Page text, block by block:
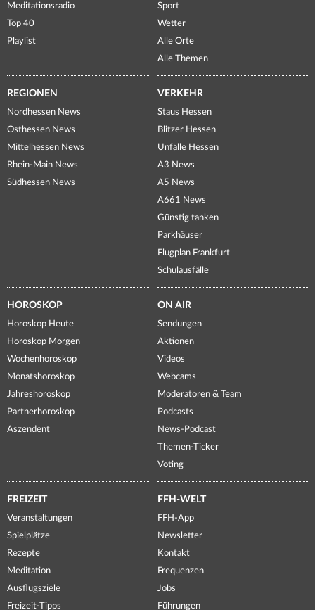
Meditationsradio
Top 40
Playlist
Sport
Wetter
Alle Orte
Alle Themen
REGIONEN
Nordhessen News
Osthessen News
Mittelhessen News
Rhein-Main News
Südhessen News
VERKEHR
Staus Hessen
Blitzer Hessen
Unfälle Hessen
A3 News
A5 News
A661 News
Günstig tanken
Parkhäuser
Flugplan Frankfurt
Schulausfälle
HOROSKOP
Horoskop Heute
Horoskop Morgen
Wochenhoroskop
Monatshoroskop
Jahreshoroskop
Partnerhoroskop
Aszendent
ON AIR
Sendungen
Aktionen
Videos
Webcams
Moderatoren & Team
Podcasts
News-Podcast
Themen-Ticker
Voting
FREIZEIT
Veranstaltungen
Spielplätze
Rezepte
Meditation
Ausflugsziele
Freizeit-Tipps
FFH-WELT
FFH-App
Newsletter
Kontakt
Frequenzen
Jobs
Führungen